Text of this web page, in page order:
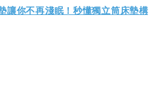
讓你不再淺眠！秒懂獨立筒床墊構